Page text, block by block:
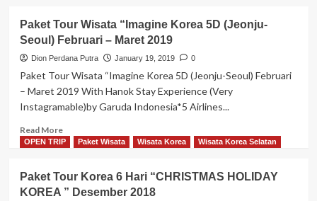
Paket Tour Wisata “Imagine Korea 5D (Jeonju-
Seoul) Februari – Maret 2019
Dion Perdana Putra January 19, 2019 0
Paket Tour Wisata “Imagine Korea 5D (Jeonju-Seoul) Februari
– Maret 2019 With Hanok Stay Experience (Very
Instagramable)by Garuda Indonesia*5 Airlines...
Read MoreRead
more
Tour
Wisata
OPEN TRIP Paket Wisata Wisata Korea Wisata Korea Selatan
Paket Tour Korea 6 Hari “CHRISTMAS HOLIDAY
KOREA ” Desember 2018